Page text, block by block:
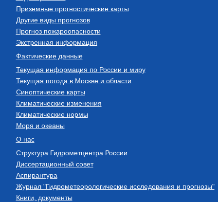
Приземные прогностические карты
Другие виды прогнозов
Прогноз пожароопасности
Экстренная информация
Фактические данные
Текущая информация по России и миру
Текущая погода в Москве и области
Синоптические карты
Климатические изменения
Климатические нормы
Моря и океаны
О нас
Структура Гидрометцентра России
Диссертационный совет
Аспирантура
Журнал "Гидрометеорологические исследования и прогнозы"
Книги, документы